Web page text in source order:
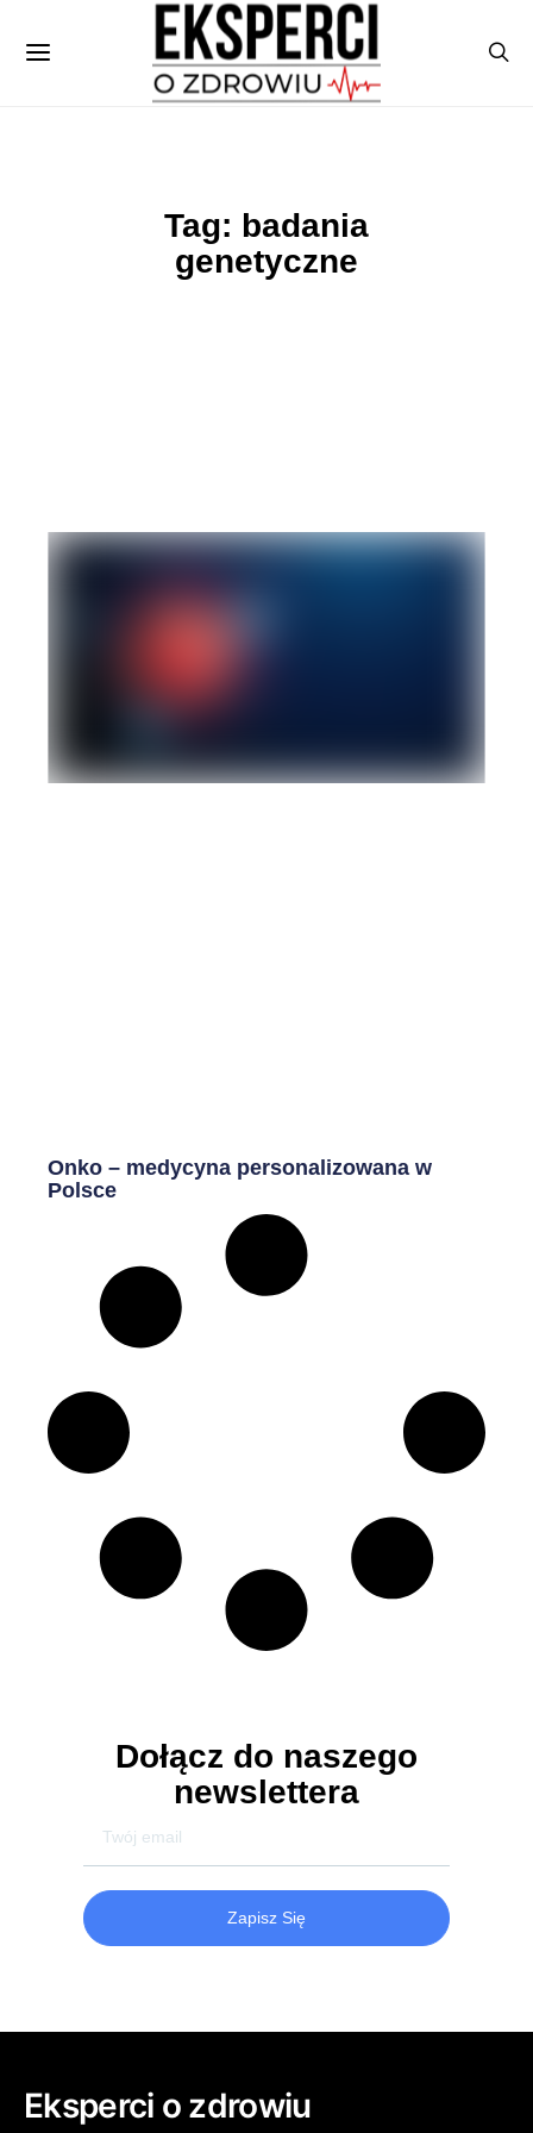
Tag: badania
genetyczne
Onko – medycyna personalizowana w
Polsce
Dołącz do naszego
newslettera
Zapisz Się
Eksperci o zdrowiu